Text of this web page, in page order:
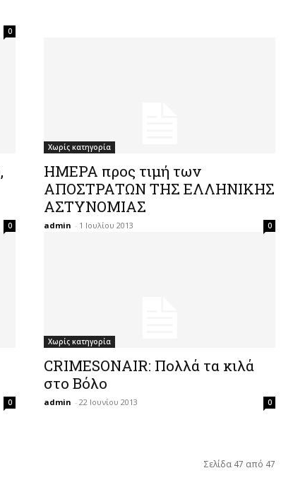
0
0
Χωρίς κατηγορία
ΗΜΕΡΑ προς τιμή των
ΑΠΟΣΤΡΑΤΩΝ ΤΗΣ ΕΛΛΗΝΙΚΗΣ
ΑΣΤΥΝΟΜΙΑΣ
admin - 1 Ιουλίου 2013 0
0
Χωρίς κατηγορία
CRIMESONAIR: Πολλά τα κιλά
στο Βόλο
admin - 22 Ιουνίου 2013 0
Σελίδα 47 από 47